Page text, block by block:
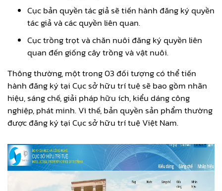
Cục bản quyền tác giả sẽ tiến hành đăng ký quyền
tác giả và các quyền liên quan.
Cục trồng trọt và chăn nuôi đăng ký quyền liên
quan đến giống cây trồng và vật nuôi.
Thông thường, một trong 03 đối tượng có thể tiến
hành đăng ký tại Cục sở hữu trí tuệ sẽ bao gồm nhãn
hiệu, sáng chế, giải pháp hữu ích, kiểu dáng công
nghiệp, phát minh. Vì thế, bản quyền sản phẩm thường
được đăng ký tại Cục sở hữu trí tuệ Việt Nam.